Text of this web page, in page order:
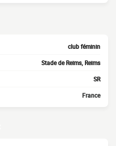
club féminin
Stade de Reims, Reims
SR
France